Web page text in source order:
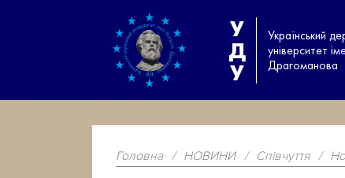
У
Д
У
Український
університет
Драгоманова
Головна / НОВИНИ / Співчуття /